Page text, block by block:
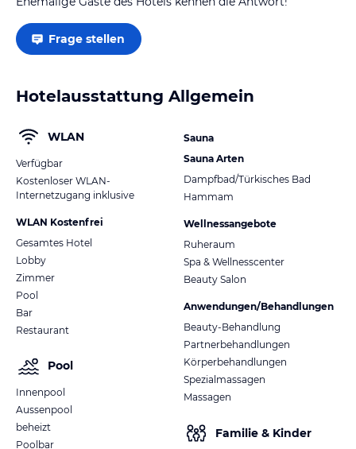
Frage stellen
Hotelausstattung Allgemein
WLAN
Verfügbar
Kostenloser WLAN-
Internetzugang inklusive
WLAN Kostenfrei
Gesamtes Hotel
Lobby
Zimmer
Pool
Bar
Restaurant
Pool
Innenpool
Aussenpool
beheizt
Poolbar
Sauna
Sauna Arten
Dampfbad/Türkisches Bad
Hammam
Wellnessangebote
Ruheraum
Spa & Wellnesscenter
Beauty Salon
Anwendungen/Behandlungen
Beauty-Behandlung
Partnerbehandlungen
Körperbehandlungen
Spezialmassagen
Massagen
Familie & Kinder